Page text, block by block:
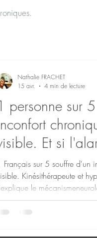
personne sur
Et si
—
Français sur 5 souffre d'un
Kinésithérapeute et
le
Nathalie FRACHET
15 avr.
4 min de lecture